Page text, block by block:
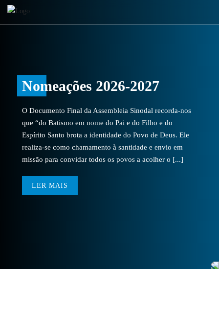
Nomeações 2026-2027
O Documento Final da Assembleia Sinodal recorda-nos
que “do Batismo em nome do Pai e do Filho e do
Espírito Santo brota a identidade do Povo de Deus. Ele
realiza-se como chamamento à santidade e envio em
missão para convidar todos os povos a acolher o [...]
LER MAIS